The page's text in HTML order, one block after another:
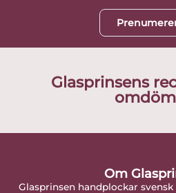
Glasprinsens
Om
Glasprinsen handplockar